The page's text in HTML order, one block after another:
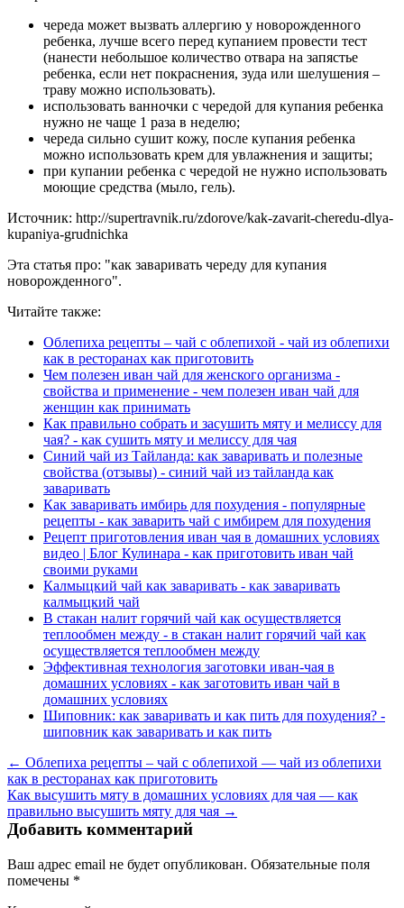
череда может вызвать аллергию у новорожденного
ребенка, лучше всего перед купанием провести тест
(нанести небольшое количество отвара на запястье
ребенка, если нет покраснения, зуда или шелушения –
траву можно использовать).
использовать ванночки с чередой для купания ребенка
нужно не чаще 1 раза в неделю;
череда сильно сушит кожу, после купания ребенка
можно использовать крем для увлажнения и защиты;
при купании ребенка с чередой не нужно использовать
моющие средства (мыло, гель).
Источник: http://supertravnik.ru/zdorove/kak-zavarit-cheredu-dlya-
kupaniya-grudnichka
Эта статья про: "как заваривать череду для купания
новорожденного".
Читайте также:
Облепиха рецепты – чай с облепихой - чай из облепихи
как в ресторанах как приготовить
Чем полезен иван чай для женского организма -
свойства и применение - чем полезен иван чай для
женщин как принимать
Как правильно собрать и засушить мяту и мелиссу для
чая? - как сушить мяту и мелиссу для чая
Синий чай из Тайланда: как заваривать и полезные
свойства (отзывы) - синий чай из тайланда как
заваривать
Как заваривать имбирь для похудения - популярные
рецепты - как заварить чай с имбирем для похудения
Рецепт приготовления иван чая в домашних условиях
видео | Блог Кулинара - как приготовить иван чай
своими руками
Калмыцкий чай как заваривать - как заваривать
калмыцкий чай
В стакан налит горячий чай как осуществляется
теплообмен между - в стакан налит горячий чай как
осуществляется теплообмен между
Эффективная технология заготовки иван-чая в
домашних условиях - как заготовить иван чай в
домашних условиях
Шиповник: как заваривать и как пить для похудения? -
шиповник как заваривать и как пить
← Облепиха рецепты – чай с облепихой — чай из облепихи
как в ресторанах как приготовить
Как высушить мяту в домашних условиях для чая — как
правильно высушить мяту для чая →
Добавить комментарий
Ваш адрес email не будет опубликован. Обязательные поля
помечены *